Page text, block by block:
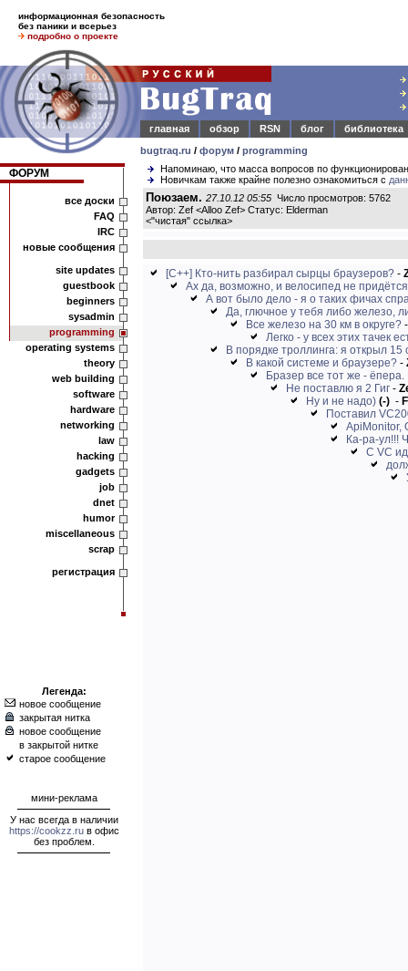
информационная безопасность
без паники и всерьез
подробно о проекте
главная
обзор RSN блог
библиотека
bugtraq.ru / форум / programming
ФОРУМ
все доски
FAQ
IRC
новые сообщения
site updates
guestbook
beginners
sysadmin
programming
operating systems
theory
web building
software
hardware
networking
law
hacking
gadgets
job
dnet
humor
miscellaneous
scrap
регистрация
Легенда:
новое сообщение
закрытая нитка
новое сообщение
в закрытой нитке
старое сообщение
мини-реклама
У нас всегда в наличии
https://cookzz.ruв офис
без проблем.
Напоминаю, что масса вопросов по
Новичкам также крайне полезно ознакомиться с
Поюзаем. 27.10.12 05:55 Число просмотров: 5762
Автор: Zef <Alloo Zef> Статус: Elderman
<"чистая" ссылка>
[C++] Кто-нить разбирал сырцы браузеров? -
Ах да, возможно, и велосипед не
А вот было дело - я о таких фичах
Да, глючное у тебя либо железо,
Все железо на 30 км в округе?
Легко - у всех этих тачек
В порядке троллинга: я открыл 15
В какой системе и браузере? -
Бразер все тот же -
Не поставлю я 2 Гиг -
Ну и не надо) (-) -
Поставил
ApiMonitor,
Ка-ра-ул!!!
С VC